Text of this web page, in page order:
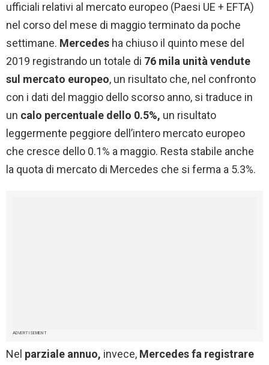
ufficiali relativi al mercato europeo (Paesi UE + EFTA)
nel corso del mese di maggio terminato da poche
settimane. Mercedes ha chiuso il quinto mese del
2019 registrando un totale di 76 mila unità vendute
sul mercato europeo, un risultato che, nel confronto
con i dati del maggio dello scorso anno, si traduce in
un calo percentuale dello 0.5%, un risultato
leggermente peggiore dell’intero mercato europeo
che cresce dello 0.1% a maggio. Resta stabile anche
la quota di mercato di Mercedes che si ferma a 5.3%.
ADVERTISEMENT
Nel parziale annuo, invece, Mercedes fa registrare